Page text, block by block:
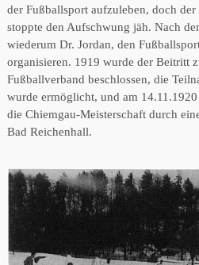
der Fußballsport aufzuleben, doch
stoppte den Aufschwung jäh. Nach
wiederum Dr. Jordan, den
organisieren. 1919 wurde der Beitritt
Fußballverband beschlossen, die
wurde ermöglicht, und am
die Chiemgau-Meisterschaft durch
Bad Reichenhall.